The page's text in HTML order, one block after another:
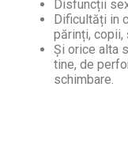
Disfuncții
Dificultăți in
părinți, copii,
Și orice alta
tine, de
schimbare.